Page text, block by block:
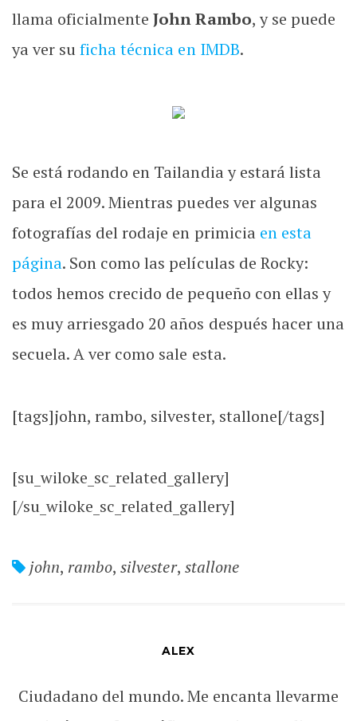
llama oficialmenteJohn Rambo, y se puede
ya ver suficha técnica en IMDB.
Se está rodando en Tailandia y estará lista
para el 2009. Mientras puedes ver algunas
fotografías del rodaje en primicia en esta
página. Son como las películas de Rocky:
todos hemos crecido de pequeño con ellas y
es muy arriesgado 20 años después hacer una
secuela. A ver como sale esta.
[tags]john, rambo, silvester, stallone[/tags]
[su_wiloke_sc_related_gallery]
[/su_wiloke_sc_related_gallery]
john, rambo,silvester, stallone
ALEX
Ciudadano del mundo. Me encanta llevarme